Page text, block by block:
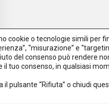
cookie o tecnologie simili per
“misurazione” e
del consenso può rendere
tuo consenso, in qualsiasi
il pulsante “Rifiuta” o chiudi